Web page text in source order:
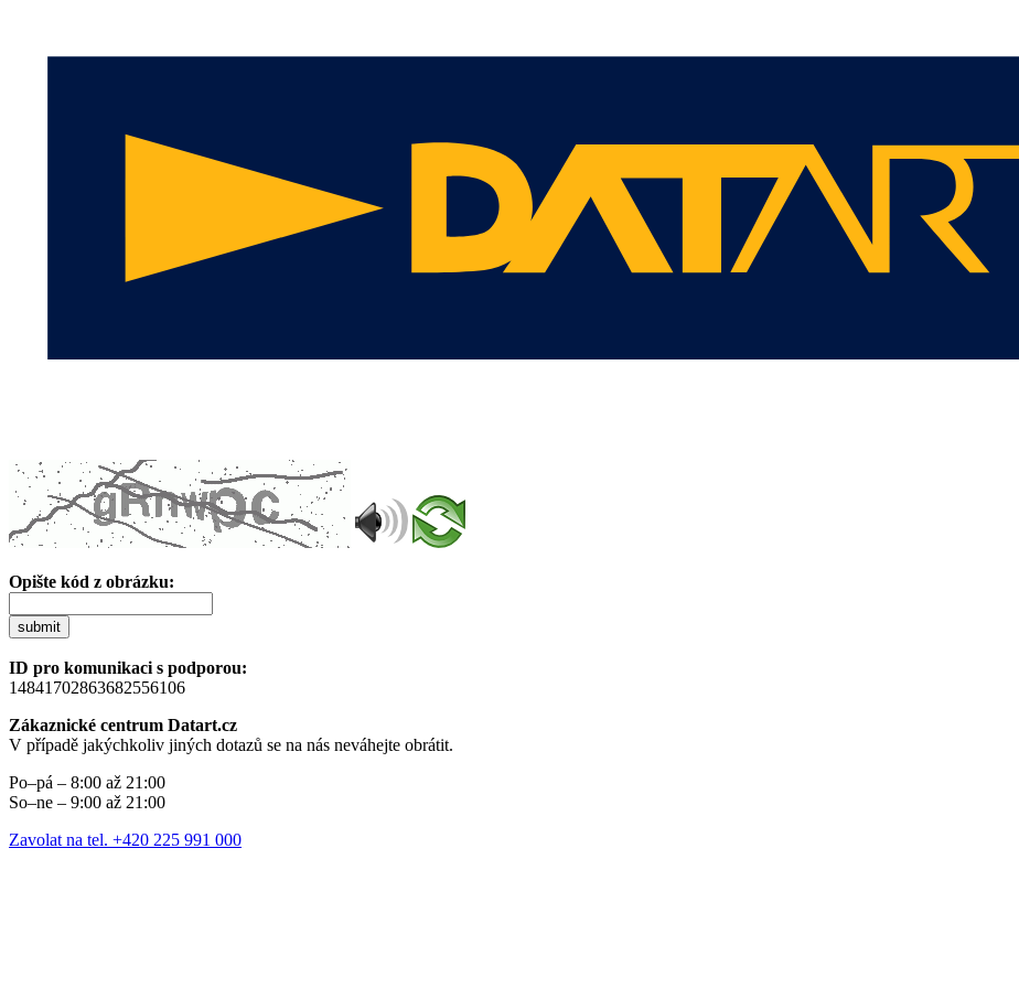
Opište kód z obrázku:
submit
ID pro komunikaci s podporou:
14841702863682556106
Zákaznické centrum Datart.cz
V případě jakýchkoliv jiných dotazů se na nás neváhejte obrátit.
Po–pá – 8:00 až 21:00
So–ne – 9:00 až 21:00
Zavolat na tel. +420 225 991 000